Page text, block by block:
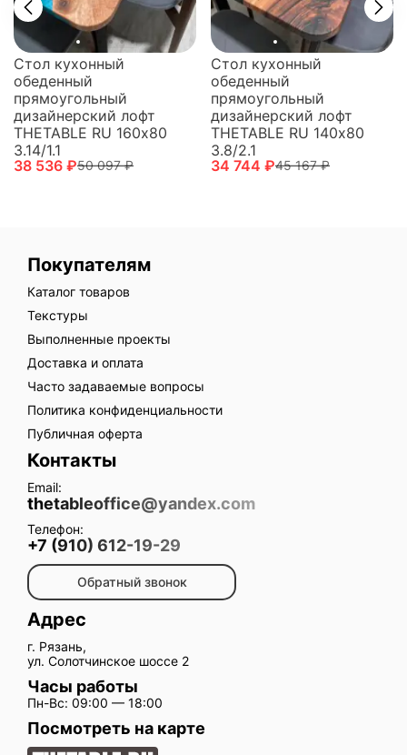
Стол кухонный
обеденный
прямоугольный
дизайнерский лофт
THETABLE RU 160х80
3.14/1.1
38 536 ₽50 097 ₽
Стол кухонный
обеденный
прямоугольный
дизайнерский лофт
THETABLE RU 140х80
3.8/2.1
34 744 ₽45 167 ₽
Покупателям
Каталог товаров
Текстуры
Выполненные проекты
Доставка и оплата
Часто задаваемые вопросы
Политика конфиденциальности
Публичная оферта
Контакты
Email:
thetableoffice@yandex.com
Телефон:
+7 (910) 612-19-29
Обратный звонок
Адрес
г. Рязань,
ул. Солотчинское шоссе 2
Часы работы
Пн-Вс: 09:00 — 18:00
Посмотреть на карте